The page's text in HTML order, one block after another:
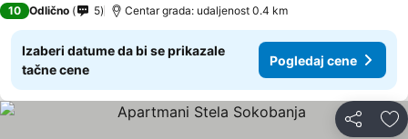
10 Odlično 5 Centar grada: udaljenost 0.4 km
Izaberi datume da bi se prikazale
tačne cene
Pogledaj cene
Deli